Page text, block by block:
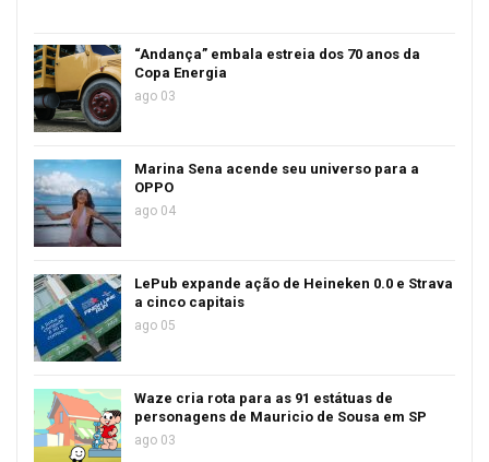
“Andança” embala estreia dos 70 anos da
Copa Energia
ago 03
Marina Sena acende seu universo para a
OPPO
ago 04
LePub expande ação de Heineken 0.0 e Strava
a cinco capitais
ago 05
Waze cria rota para as 91 estátuas de
personagens de Mauricio de Sousa em SP
ago 03